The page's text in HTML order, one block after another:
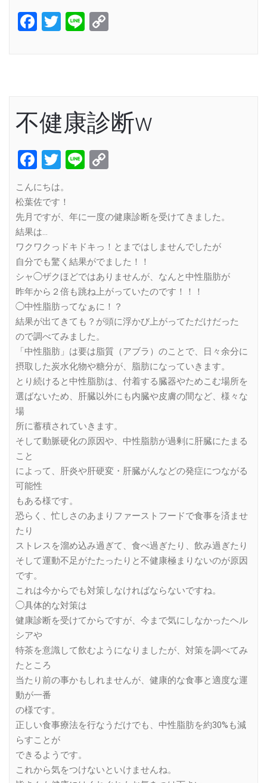
Facebook
Twitter
Line
不健康診断w
Facebook
Twitter
Line
こんにちは。
松葉佐です！
先月ですが、年に一度の健康診断を受けてきました。
結果は…
ワクワクっドキドキっ！とまではしませんでしたが
自分でも驚く結果がでました！！
シャ◯ザクほどではありませんが、なんと中性脂肪が
昨年から２倍も跳ね上がっていたのです！！！
◯中性脂肪ってなぁに！？
結果が出てきても？が頭に浮かび上がってただけだった
ので調べてみました。
「中性脂肪」は要は脂質（アブラ）のことで、日々余分に
摂取した炭水化物や糖分が、脂肪になっていきます。
とり続けると中性脂肪は、付着する臓器やためこむ場所を
選ばないため、肝臓以外にも内臓や皮膚の間など、様々な
場
所に蓄積されていきます。
そして動脈硬化の原因や、中性脂肪が過剰に肝臓にたまる
こと
によって、肝炎や肝硬変・肝臓がんなどの発症につながる
可能性
もある様です。
恐らく、忙しさのあまりファーストフードで食事を済ませ
たり
ストレスを溜め込み過ぎて、食べ過ぎたり、飲み過ぎたり
そして運動不足がたたったりと不健康極まりないのが原因
です。
これは今からでも対策しなければならないですね。
◯具体的な対策は
健康診断を受けてからですが、今まで気にしなかったヘル
シアや
特茶を意識して飲むようになりましたが、対策を調べてみ
たところ
当たり前の事かもしれませんが、健康的な食事と適度な運
動が一番
の様です。
正しい食事療法を行なうだけでも、中性脂肪を約30%も減
らすことが
できるようです。
これから気をつけないといけませんね。